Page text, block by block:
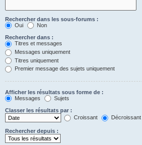
Rechercher dans les sous-forums :
Oui
Non
Rechercher dans :
Titres et messages
Messages uniquement
Titres uniquement
Premier message des sujets uniquement
Afficher les résultats sous forme de :
Messages
Sujets
Classer les résultats par :
Croissant
Décroissant
Rechercher depuis :